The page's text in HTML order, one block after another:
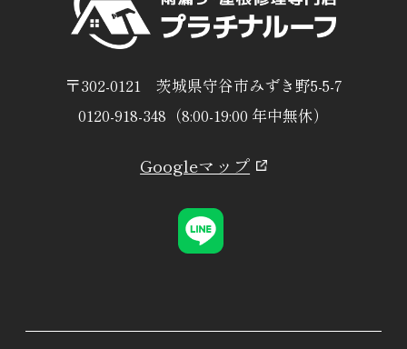
〒302-0121 茨城県守谷市みずき野5-5-7
0120-918-348（8:00-19:00 年中無休）
Googleマップ